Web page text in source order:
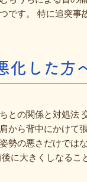
です。 特に追突
化した方
との関係と対処法
から背中にかけて
勢の悪さだけでは
に大きくしなる